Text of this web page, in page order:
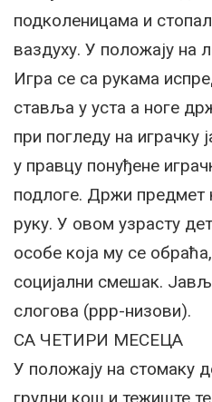
подколеницама и
ваздуху. У положају на
Игра се са рукама
ставља у уста а ноге
при погледу на играчку
у правцу понуђене
подлоге. Држи предмет
руку. У овом узрасту
особе која му се
социјални смешак.
слогова (ррр-низови).
СА ЧЕТИРИ МЕСЕЦА
У положају на стомаку